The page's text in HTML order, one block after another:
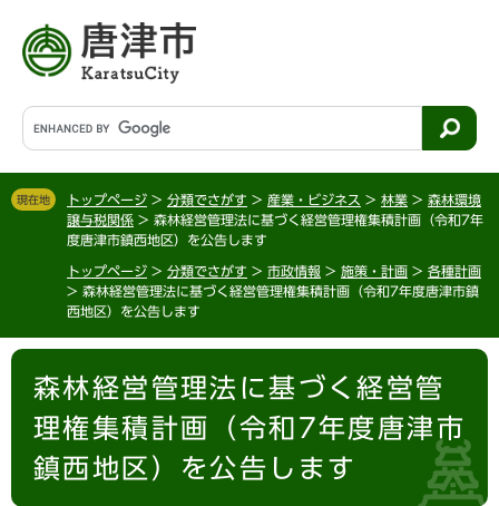
す
。
し
て
G
o
g
l
検
索
現在地 トップページ > 分類でさがす > 産業・ビジネス > 林業 > 森林環境
譲与税関係 > 森林経営管理法に基づく経営管理権集積計画（令和7年
度唐津市鎮西地区）を公告します
トップページ > 分類でさがす > 市政情報 > 施策・計画 > 各種計画
> 森林経営管理法に基づく経営管理権集積計画（令和7年度唐津市鎮
西地区）を公告します
本
森林経営管理法に基づく経営管
理権集積計画（令和7年度唐津市
鎮西地区）を公告します